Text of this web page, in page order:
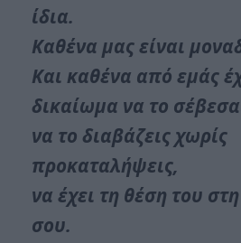
ίδια.
Καθένα μας είναι
Και καθένα από εμάς
δικαίωμα να το
να το διαβάζεις χωρίς
προκαταλήψεις,
να έχει τη θέση του
σου.